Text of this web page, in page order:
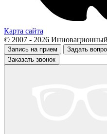
Карта сайта
© 2007 - 2026
Запись на прием Задать
Заказать звонок